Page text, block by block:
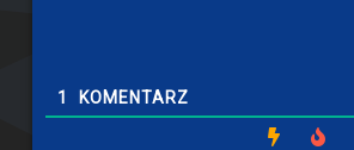
1 KOMENTARZ